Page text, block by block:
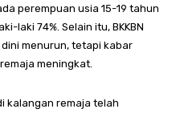
perempuan usia 15-19 tahun
laki 74%. Selain itu, BKKBN
menurun, tetapi kabar
meningkat.
kalangan remaja telah